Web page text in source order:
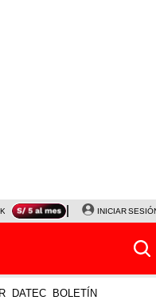
KEIKO FUJIMORI NALDY SALDAÑA
INICIAR
DATEC BOLETÍN